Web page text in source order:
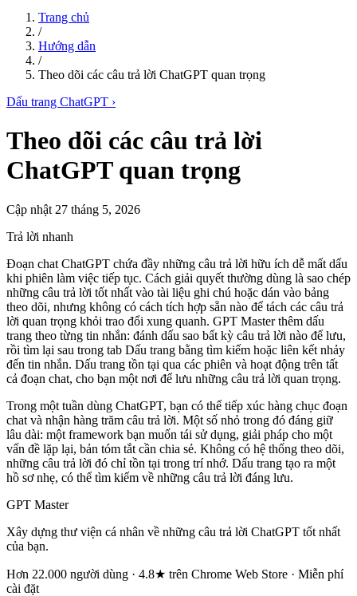
Trang chủ
/
Hướng dẫn
/
Theo dõi các câu trả lời ChatGPT quan trọng
Dấu trang ChatGPT ›
Theo dõi các câu trả lời
ChatGPT quan trọng
Cập nhật 27 tháng 5, 2026
Trả lời nhanh
Đoạn chat ChatGPT chứa đầy những câu trả lời hữu ích dễ mất dấu
khi phiên làm việc tiếp tục. Cách giải quyết thường dùng là sao chép
những câu trả lời tốt nhất vào tài liệu ghi chú hoặc dán vào bảng
theo dõi, nhưng không có cách tích hợp sẵn nào để tách các câu trả
lời quan trọng khỏi trao đổi xung quanh. GPT Master thêm dấu
trang theo từng tin nhắn: đánh dấu sao bất kỳ câu trả lời nào để lưu,
rồi tìm lại sau trong tab Dấu trang bằng tìm kiếm hoặc liên kết nhảy
đến tin nhắn. Dấu trang tồn tại qua các phiên và hoạt động trên tất
cả đoạn chat, cho bạn một nơi để lưu những câu trả lời quan trọng.
Trong một tuần dùng ChatGPT, bạn có thể tiếp xúc hàng chục đoạn
chat và nhận hàng trăm câu trả lời. Một số nhỏ trong đó đáng giữ
lâu dài: một framework bạn muốn tái sử dụng, giải pháp cho một
vấn đề lặp lại, bản tóm tắt cần chia sẻ. Không có hệ thống theo dõi,
những câu trả lời đó chỉ tồn tại trong trí nhớ. Dấu trang tạo ra một
hồ sơ nhẹ, có thể tìm kiếm về những câu trả lời đáng lưu.
GPT Master
Xây dựng thư viện cá nhân về những câu trả lời ChatGPT tốt nhất
của bạn.
Hơn 22.000 người dùng · 4.8★ trên Chrome Web Store · Miễn phí
cài đặt